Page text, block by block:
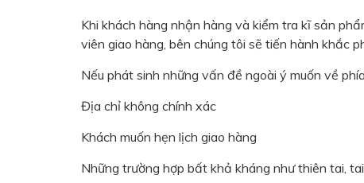
Khi khách hàng nhận hàng và kiểm tra kĩ sản
viên giao hàng, bên chúng tôi sẽ tiến hành khắc
Nếu phát sinh những vấn đề ngoài ý muốn về
Địa chỉ không chính xác
Khách muốn hẹn lịch giao hàng
Những trường hợp bất khả kháng như thiên tai,